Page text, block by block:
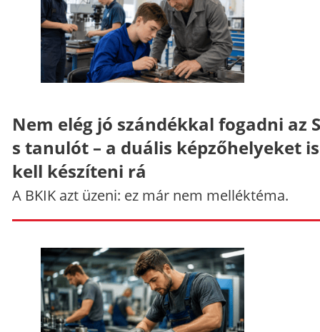
Nem elég jó szándékkal fogadni az
s tanulót – a duális képzőhelyeket
kell készíteni rá
A BKIK azt üzeni: ez már nem melléktéma.